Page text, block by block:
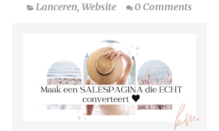
Lanceren, Website 0 Comments